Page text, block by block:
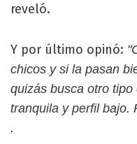
reveló.
Y por último opinó:
chicos y si la pasan
quizás busca otro tipo
tranquila y perfil bajo.
.